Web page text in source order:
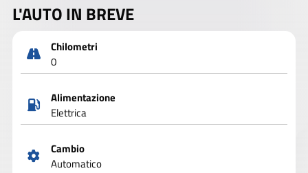
L'AUTO IN BREVE
Chilometri
0
Alimentazione
Elettrica
Cambio
Automatico